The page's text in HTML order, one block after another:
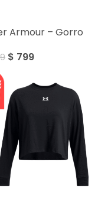
Armour – Gorro
$ 799